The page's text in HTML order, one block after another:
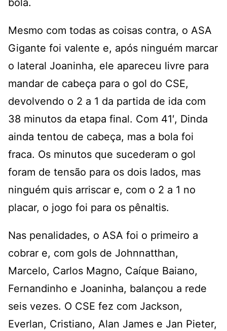
Mesmo com todas as coisas contra, o ASA
Gigante foi valente e, após ninguém marcar
o lateral Joaninha, ele apareceu livre para
mandar de cabeça para o gol do CSE,
devolvendo o 2 a 1 da partida de ida com
38 minutos da etapa final. Com 41′, Dinda
ainda tentou de cabeça, mas a bola foi
fraca. Os minutos que sucederam o gol
foram de tensão para os dois lados, mas
ninguém quis arriscar e, com o 2 a 1 no
placar, o jogo foi para os pênaltis.
Nas penalidades, o ASA foi o primeiro a
cobrar e, com gols de Johnnatthan,
Marcelo, Carlos Magno, Caíque Baiano,
Fernandinho e Joaninha, balançou a rede
seis vezes. O CSE fez com Jackson,
Everlan, Cristiano, Alan James e Jan Pieter,